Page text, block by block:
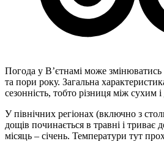
Погода у В’єтнамі може змінюватись
та пори року. Загальна
сезонність, тобто різниця між сухим
У північних регіонах (включно з
дощів починається в травні і
місяць – січень. Температури тут